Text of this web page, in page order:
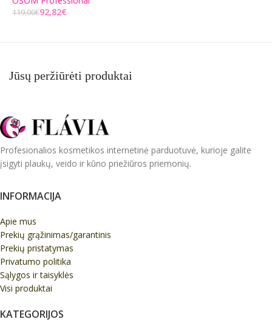
119,00€92,82€
Jūsų peržiūrėti produktai
Profesionalios kosmetikos internetinė parduotuvė, kurioje galite
įsigyti plaukų, veido ir kūno priežiūros priemonių.
INFORMACIJA
Apie mus
Prekių grąžinimas/garantinis
Prekių pristatymas
Privatumo politika
Sąlygos ir taisyklės
Visi produktai
KATEGORIJOS